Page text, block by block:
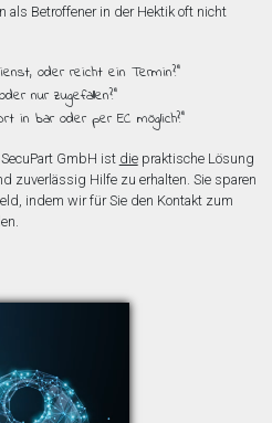
als Betroffener in der Hektik oft nicht
oder reicht ein Termin?”
nur zugefallen?”
in bar oder per EC möglich?”
GmbH ist diepraktische Lösung
zuverlässig Hilfe zu erhalten. Sie sparen
indem wir für Sie den Kontakt zum